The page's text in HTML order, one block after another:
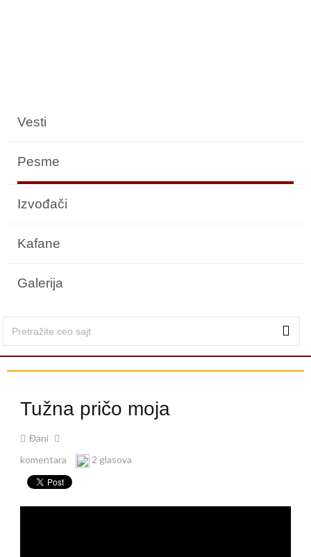
Vesti
Pesme
Izvođači
Kafane
Galerija
Tužna pričo moja
Đani
komentara
2 glasova